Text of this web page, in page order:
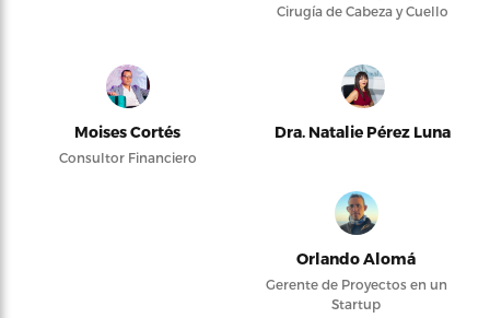
Cirugía de Cabeza y Cuello
Moises Cortés
Consultor Financiero
Dra. Natalie Pérez Luna
Orlando Alomá
Gerente de Proyectos en un
Startup